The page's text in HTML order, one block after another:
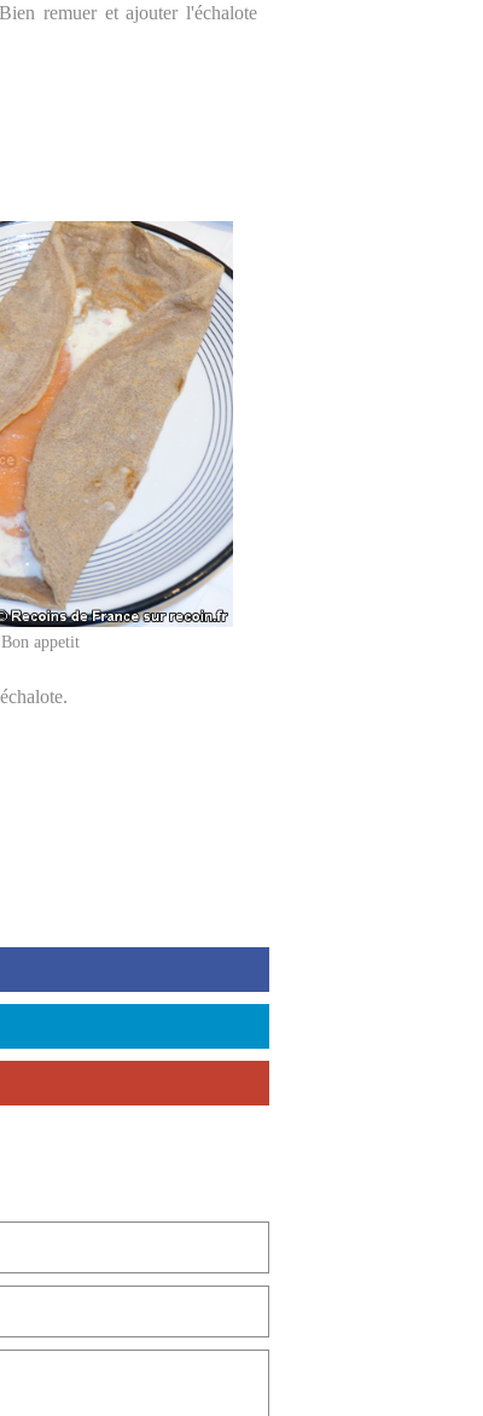
remuer et ajouter l'échalote
Bon appetit